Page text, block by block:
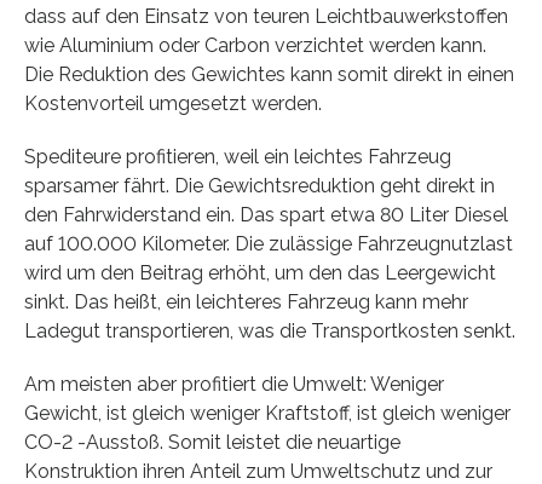
dass auf den Einsatz von teuren Leichtbauwerkstoffen
wie Aluminium oder Carbon verzichtet werden kann.
Die Reduktion des Gewichtes kann somit direkt in einen
Kostenvorteil umgesetzt werden.
Spediteure profitieren, weil ein leichtes Fahrzeug
sparsamer fährt. Die Gewichtsreduktion geht direkt in
den Fahrwiderstand ein. Das spart etwa 80 Liter Diesel
auf 100.000 Kilometer. Die zulässige Fahrzeugnutzlast
wird um den Beitrag erhöht, um den das Leergewicht
sinkt. Das heißt, ein leichteres Fahrzeug kann mehr
Ladegut transportieren, was die Transportkosten senkt.
Am meisten aber profitiert die Umwelt: Weniger
Gewicht, ist gleich weniger Kraftstoff, ist gleich weniger
CO-2 -Ausstoß. Somit leistet die neuartige
Konstruktion ihren Anteil zum Umweltschutz und zur